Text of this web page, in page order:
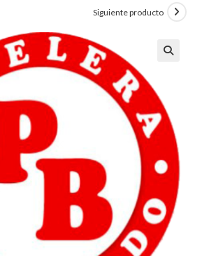
Siguiente producto